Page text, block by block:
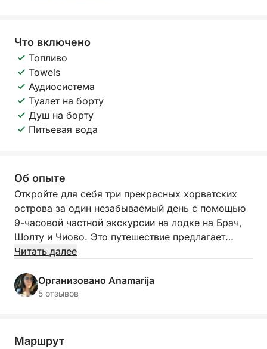
Что включено
Топливо
Towels
Аудиосистема
Туалет на борту
Душ на борту
Питьевая вода
Об опыте
Откройте для себя три прекрасных хорватских
острова за один незабываемый день с помощью
9-часовой частной экскурсии на лодке на Брач,
Шолту и Чиово. Это путешествие предлагает
идеальное сочетание живописных прогулок,
знакомства с настоящей островной жизнью.
посетить очаровательные бухты, искупаться в
Читать далее
Организовано Anamarija
5 отзывов
Маршрут